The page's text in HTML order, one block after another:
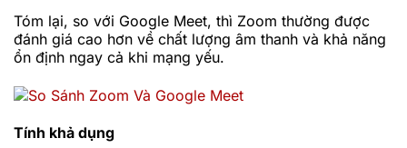
Tóm lại, so với Google Meet, thì Zoom thường được
đánh giá cao hơn về chất lượng âm thanh và khả năng
ổn định ngay cả khi mạng yếu.
Tính khả dụng